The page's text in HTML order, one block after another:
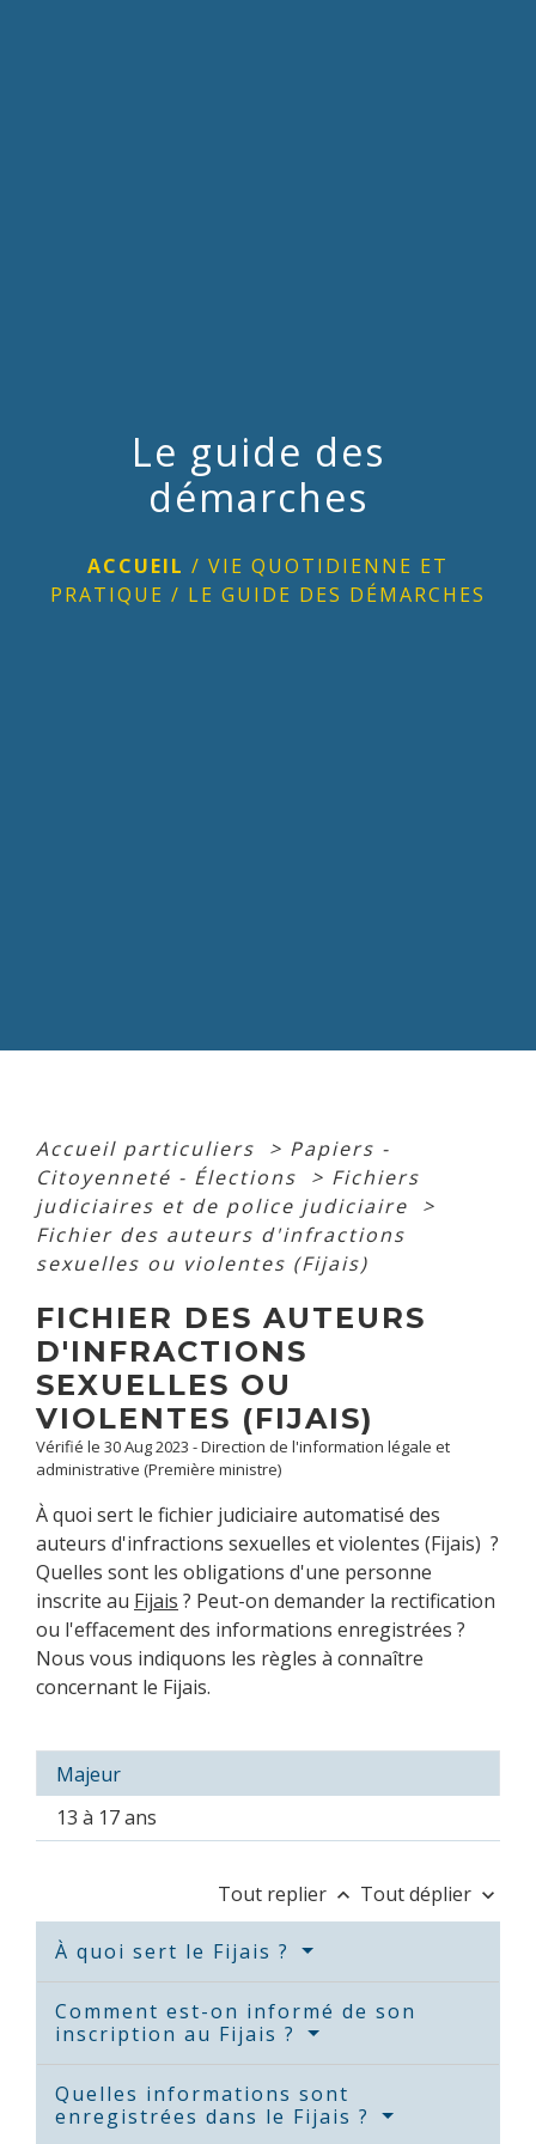
Le guide des
démarches
ACCUEIL / VIE QUOTIDIENNE ET
PRATIQUE / LE GUIDE DES DÉMARCHES
Accueil particuliers > Papiers -
Citoyenneté - Élections
> Fichiers
judiciaires et de police judiciaire
>
Fichier des auteurs d'infractions
sexuelles ou violentes (Fijais)
FICHIER DES AUTEURS
D'INFRACTIONS
SEXUELLES OU
VIOLENTES (FIJAIS)
Vérifié le 30 Aug 2023 - Direction de l'information légale et
administrative (Première ministre)
À quoi sert le fichier judiciaire automatisé des
auteurs d'infractions sexuelles et violentes (Fijais) ?
Quelles sont les obligations d'une personne
inscrite au Fijais ? Peut-on demander la rectification
ou l'effacement des informations enregistrées ?
Nous vous indiquons les règles à connaître
concernant le Fijais.
Majeur
13 à 17 ans
Tout replier keyboard_arrow_up Tout déplier keyboard_arrow_down
À quoi sert le Fijais ?
Comment est-on informé de son
inscription au Fijais ?
Quelles informations sont
enregistrées dans le Fijais ?